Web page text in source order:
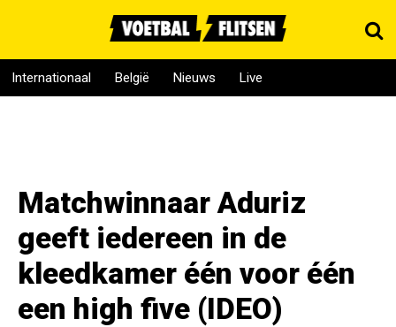
Internationaal België Nieuws Live
Matchwinnaar Aduriz
geeft iedereen in de
kleedkamer één voor één
een high five (IDEO)